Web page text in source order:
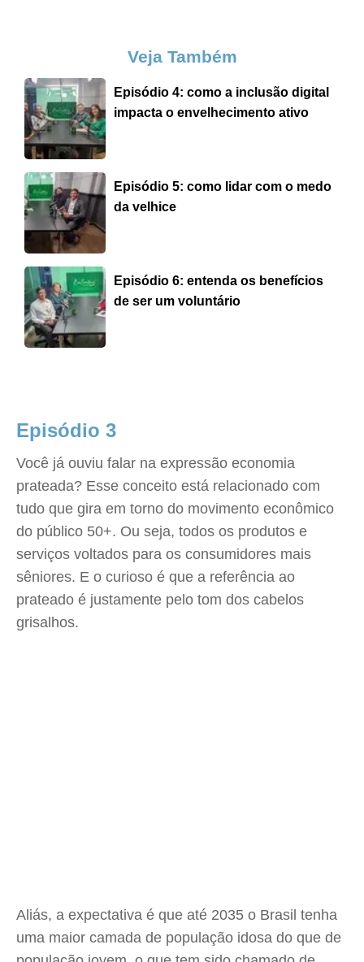
Veja Também
Episódio 4: como a inclusão digital
impacta o envelhecimento ativo
Episódio 5: como lidar com o medo
da velhice
Episódio 6: entenda os benefícios
de ser um voluntário
Episódio 3
Você já ouviu falar na expressão economia
prateada? Esse conceito está relacionado com
tudo que gira em torno do movimento econômico
do público 50+. Ou seja, todos os produtos e
serviços voltados para os consumidores mais
sêniores. E o curioso é que a referência ao
prateado é justamente pelo tom dos cabelos
grisalhos.
Aliás, a expectativa é que até 2035 o Brasil tenha
uma maior camada de população idosa do que de